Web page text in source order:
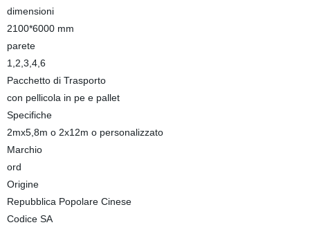
dimensioni
2100*6000 mm
parete
1,2,3,4,6
Pacchetto di Trasporto
con pellicola in pe e pallet
Specifiche
2mx5,8m o 2x12m o personalizzato
Marchio
ord
Origine
Repubblica Popolare Cinese
Codice SA